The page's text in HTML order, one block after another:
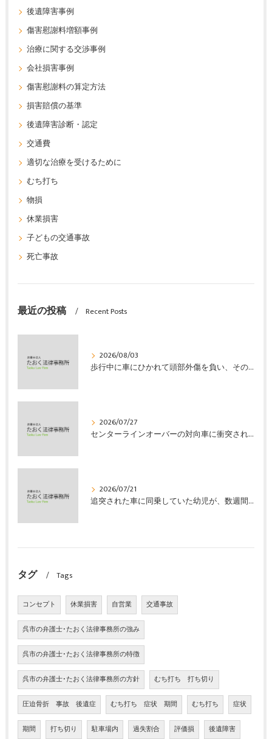
後遺障害事例
傷害慰謝料増額事例
治療に関する交渉事例
会社損害事例
傷害慰謝料の算定方法
損害賠償の基準
後遺障害診断・認定
交通費
適切な治療を受けるために
むち打ち
物損
休業損害
子どもの交通事故
死亡事故
最近の投稿 Recent Posts
2026/08/03
歩行中に車にひかれて頭部外傷を負い、その４か月後に亡くなり、死亡部分も含めて裁判所の基準で損害賠償金を獲得した事案｜たおく法律事務所
2026/07/27
センターラインオーバーの対向車に衝突され、むち打ちを発症し、裁判所の基準で慰謝料などの損害賠償金を獲得した事案｜たおく法律事務所
2026/07/21
追突された車に同乗していた幼児が、数週間の経過観察の後、裁判所の基準で人損の賠償金を獲得した事案｜たおく法律事務所
タグ Tags
コンセプト 休業損害 自営業 交通事故
呉市の弁護士･たおく法律事務所の強み
呉市の弁護士･たおく法律事務所の特徴
呉市の弁護士･たおく法律事務所の方針 むち打ち 打ち切り
圧迫骨折 事故 後遺症 むち打ち 症状 期間 むち打ち 症状
期間 打ち切り 駐車場内 過失割合 評価損 後遺障害